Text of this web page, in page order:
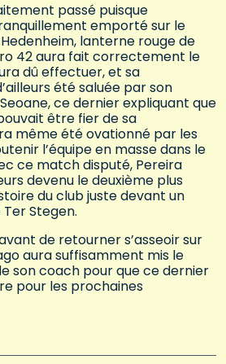
passé puisque
emporté sur le
lanterne rouge de
42 aura fait correctement le
dû effectuer, et sa
été saluée par son
ce dernier expliquant que
être fier de sa
même été ovationné par les
l’équipe en masse dans le
ce match disputé, Pereira
devenu le deuxième plus
du club juste devant un
Stegen.
de retourner s’asseoir sur
aura suffisamment mis le
son coach pour que ce dernier
pour les prochaines